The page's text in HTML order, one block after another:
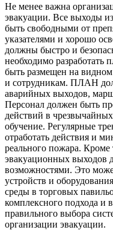
Не менее важна
эвакуации. Все выходы
быть свободными от
указателями и хорошо
должны быстро и
необходимо разработать
быть размещен на видном
и сотрудникам. ПЛАН
аварийных выходов,
Персонал должен быть
действий в
обучение. Регулярные
отработать действия и
реального пожара. Кроме
эвакуационных выходов
возможностями. Это
устройств и
среды в торговых
комплексного подхода и
правильного выбора
организации эвакуации.